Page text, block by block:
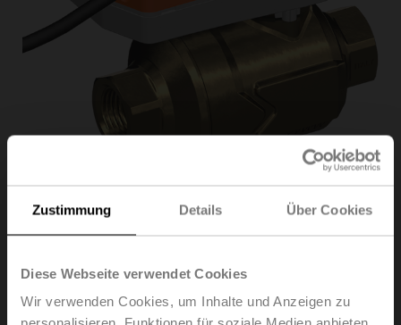
Zustimmung Details Über Cookies
Diese Webseite verwendet Cookies
Wir verwenden Cookies, um Inhalte und Anzeigen zu
C215QP-B/CQK24A-
MPL/Z